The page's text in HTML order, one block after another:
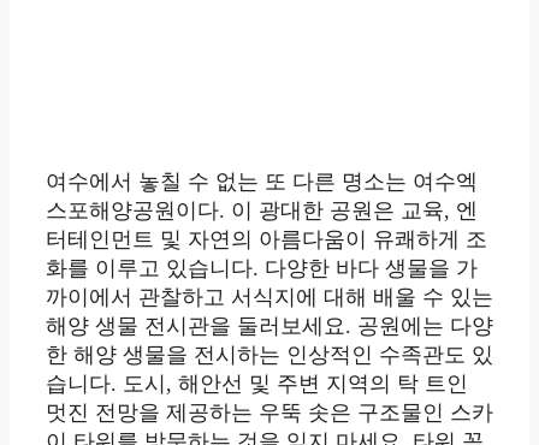
여수에서 놓칠 수 없는 또 다른 명소는 여수엑
스포해양공원이다. 이 광대한 공원은 교육, 엔
터테인먼트 및 자연의 아름다움이 유쾌하게 조
화를 이루고 있습니다. 다양한 바다 생물을 가
까이에서 관찰하고 서식지에 대해 배울 수 있는
해양 생물 전시관을 둘러보세요. 공원에는 다양
한 해양 생물을 전시하는 인상적인 수족관도 있
습니다. 도시, 해안선 및 주변 지역의 탁 트인
멋진 전망을 제공하는 우뚝 솟은 구조물인 스카